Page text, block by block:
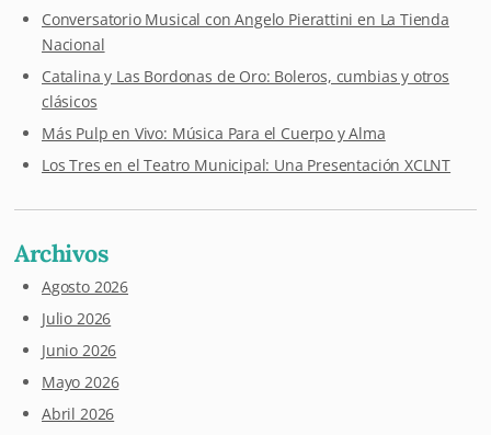
Conversatorio Musical con Angelo Pierattini en La Tienda
Nacional
Catalina y Las Bordonas de Oro: Boleros, cumbias y otros
clásicos
Más Pulp en Vivo: Música Para el Cuerpo y Alma
Los Tres en el Teatro Municipal: Una Presentación XCLNT
Archivos
Agosto 2026
Julio 2026
Junio 2026
Mayo 2026
Abril 2026